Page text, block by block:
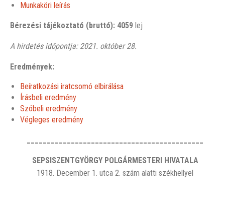
Munkaköri leírás
Bérezési tájékoztató (bruttó): 4059 lej
A hirdetés időpontja: 2021. október 28.
Eredmények:
Beíratkozási iratcsomó elbirálása
Írásbeli eredmény
Szóbeli eredmény
Végleges eredmény
SEPSISZENTGYÖRGY POLGÁRMESTERI HIVATALA
1918. December 1. utca 2. szám alatti székhellyel